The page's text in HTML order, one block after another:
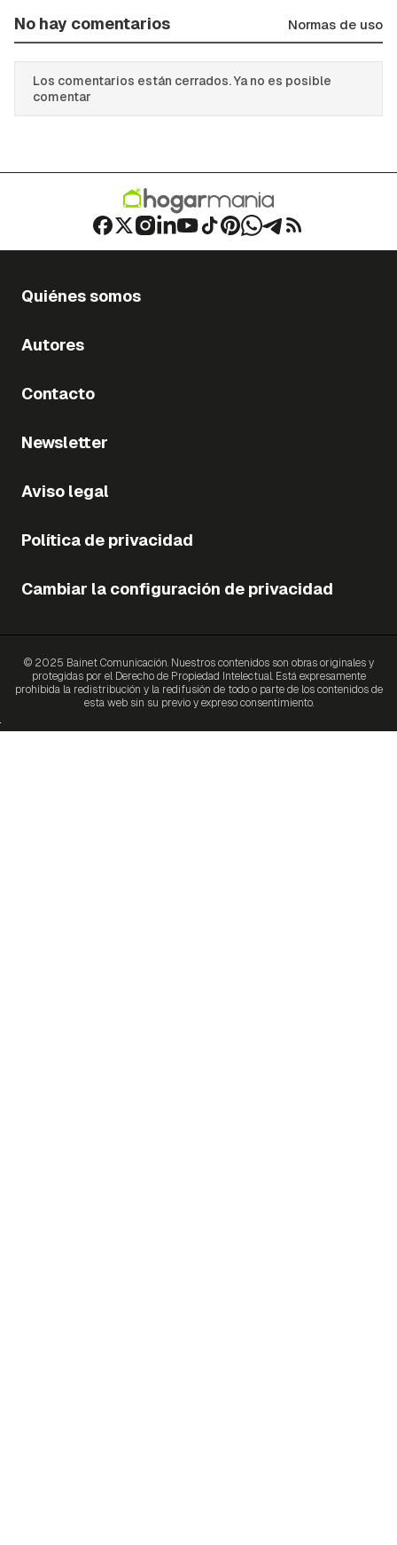
No hay comentarios Normas de uso
Los comentarios están cerrados. Ya no es posible
comentar
Quiénes somos
Autores
Contacto
Newsletter
Aviso legal
Política de privacidad
Cambiar la configuración de privacidad
© 2025 Bainet Comunicación. Nuestros contenidos son obras originales y
protegidas por el Derecho de Propiedad Intelectual. Está expresamente
prohibida la redistribución y la redifusión de todo o parte de los contenidos de
esta web sin su previo y expreso consentimiento.